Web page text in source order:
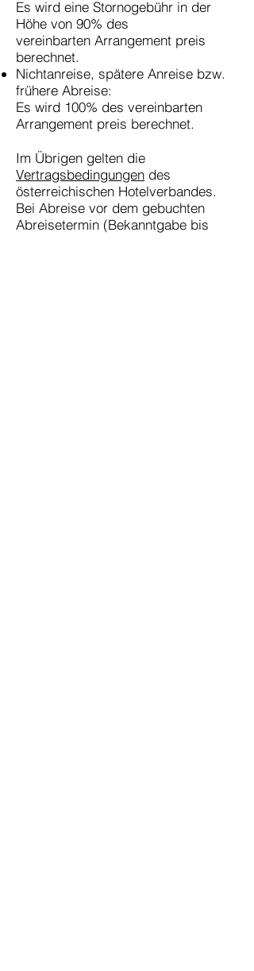
Es wird eine Stornogebühr in der
Höhe von 90% des
vereinbarten Arrangement preis
berechnet.
Nichtanreise, spätere Anreise bzw.
frühere Abreise:
Es wird 100% des vereinbarten
Arrangement preis berechnet.
Im Übrigen gelten die
Vertragsbedingungen des
österreichischen Hotelverbandes.
Bei Abreise vor dem gebuchten
Abreisetermin (Bekanntgabe bis